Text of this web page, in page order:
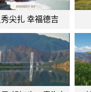
尖扎 幸福德吉